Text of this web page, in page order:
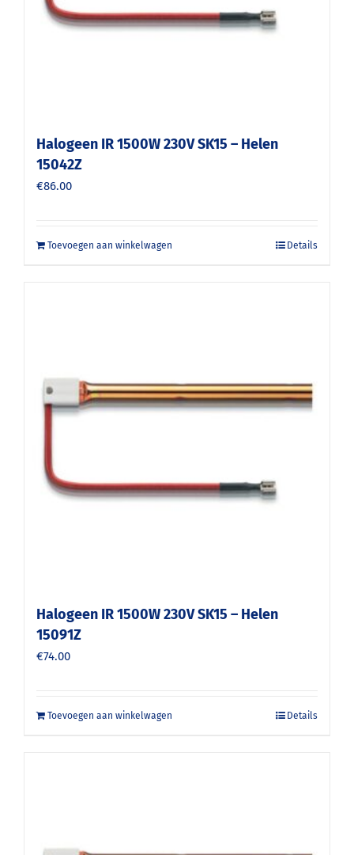
Halogeen IR 1500W 230V SK15 – Helen
15042Z
€86.00
Toevoegen aan winkelwagen Details
Halogeen IR 1500W 230V SK15 – Helen
15091Z
€74.00
Toevoegen aan winkelwagen Details